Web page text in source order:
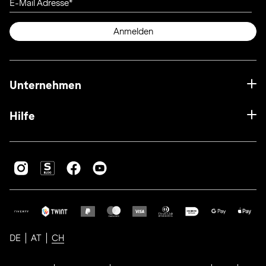
E-Mail Adresse
Anmelden
Unternehmen
Hilfe
DE AT CH